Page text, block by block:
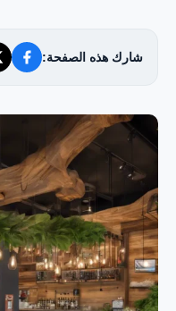
تواصل معنا
سياسة الخصوصية
الأسئلة الشائعة
شارك هذه الصفحة: